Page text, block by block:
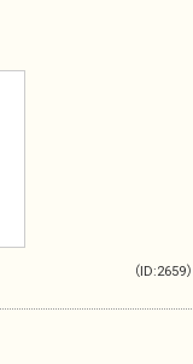
（ID:2659）